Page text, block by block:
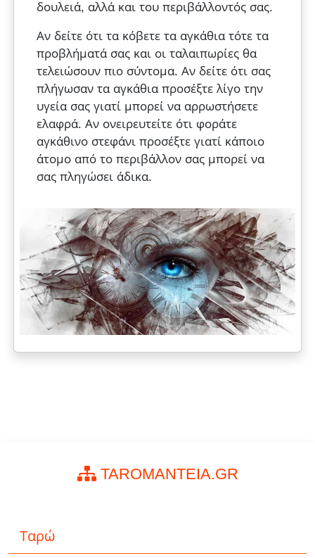
δουλειά, αλλά και του περιβάλλοντός σας.
Αν δείτε ότι τα κόβετε τα αγκάθια τότε τα
προβλήματά σας και οι ταλαιπωρίες θα
τελειώσουν πιο σύντομα. Αν δείτε ότι σας
πλήγωσαν τα αγκάθια προσέξτε λίγο την
υγεία σας γιατί μπορεί να αρρωστήσετε
ελαφρά. Αν ονειρευτείτε ότι φοράτε
αγκάθινο στεφάνι προσέξτε γιατί κάποιο
άτομο από το περιβάλλον σας μπορεί να
σας πληγώσει άδικα.
TAROMANTEIA.GR
Ταρώ